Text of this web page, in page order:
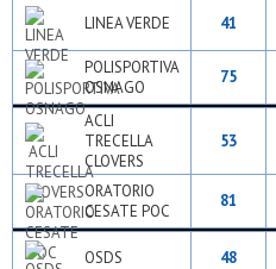
LINEA VERDE 41
POLISPORTIVA
OSNAGO
75
ACLI
TRECELLA
CLOVERS
53
ORATORIO
CESATE POC
81
OSDS 48